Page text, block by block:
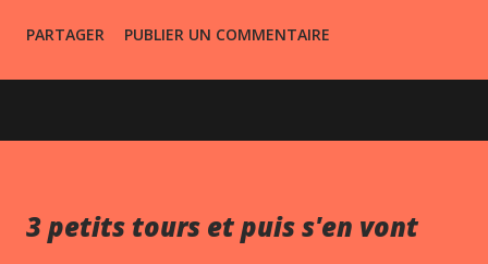
PARTAGER PUBLIER UN COMMENTAIRE
3 petits tours et puis s'en vont